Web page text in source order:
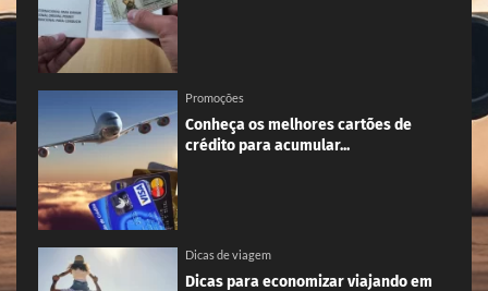
Promoções
Conheça os melhores cartões de
crédito para acumular...
Dicas de viagem
Dicas para economizar viajando em